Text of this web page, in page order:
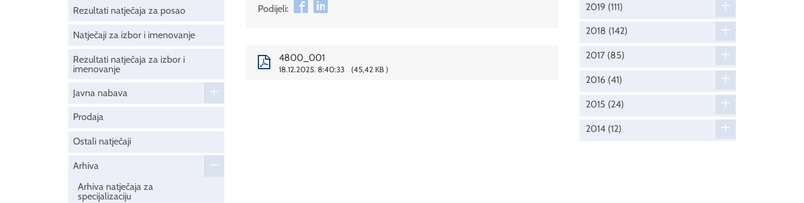
Rezultati natječaja za posao
Natječaji za izbor i imenovanje
Rezultati natječaja za izbor i
imenovanje
Javna nabava
Prodaja
Ostali natječaji
Arhiva
Arhiva natječaja za
specijalizaciju
Podijeli:
4800_001
18.12.2025. 8:40:33 45,42 KB
2019 (111)
2018 (142)
2017 (85)
2016 (41)
2015 (24)
2014 (12)